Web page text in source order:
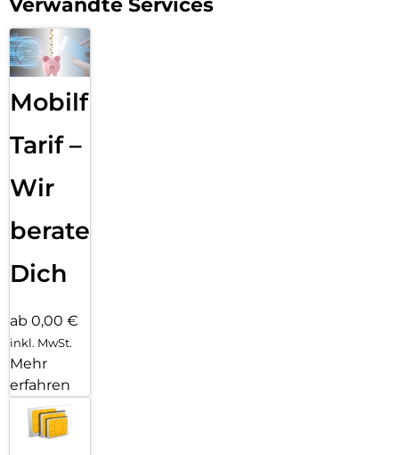
Verwandte Services
Mobilfunk
Tarif –
Wir
beraten
Dich
ab 0,00 €
inkl. MwSt.
Mehr
erfahren